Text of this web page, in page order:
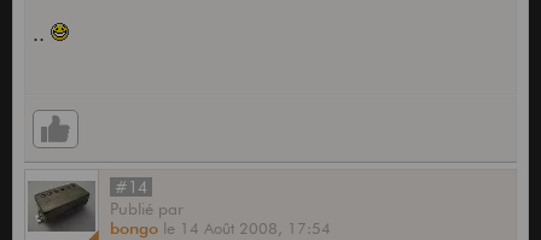
..
#14
Publié par
bongo le 14 Août 2008, 17:54